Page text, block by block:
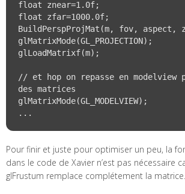
float znear=1.0f;
float zfar=1000.0f;
BuildPerspProjMat(m, fov, aspect,
glMatrixMode(GL_PROJECTION);
glLoadMatrixf(m);
// et hop on repasse en modelview
des matrices
glMatrixMode(GL_MODELVIEW);
Pour finir et juste pour optimiser un peu, la
dans le code de Xavier n’est pas nécessaire
glFrustum remplace complétement la